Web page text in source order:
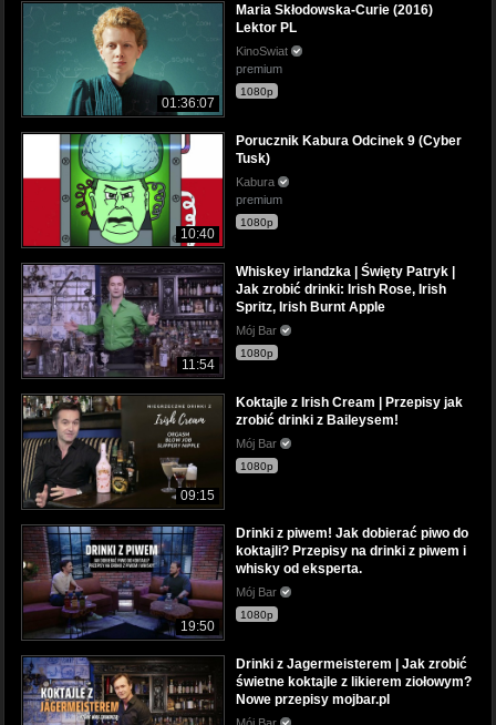
01:36:07
Maria Skłodowska-Curie (2016)
Lektor PL
KinoSwiat
premium
1080p
10:40
Porucznik Kabura Odcinek 9 (Cyber
Tusk)
Kabura
premium
1080p
11:54
Whiskey irlandzka | Święty Patryk |
Jak zrobić drinki: Irish Rose, Irish
Spritz, Irish Burnt Apple
Mój Bar
1080p
09:15
Koktajle z Irish Cream | Przepisy jak
zrobić drinki z Baileysem!
Mój Bar
1080p
19:50
Drinki z piwem! Jak dobierać piwo do
koktajli? Przepisy na drinki z piwem i
whisky od eksperta.
Mój Bar
1080p
Drinki z Jagermeisterem | Jak zrobić
świetne koktajle z likierem ziołowym?
Nowe przepisy mojbar.pl